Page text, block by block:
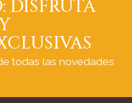
DISFRUTA
todas las novedades